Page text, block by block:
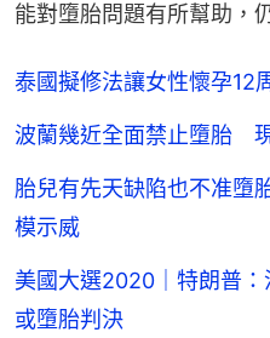
能對墮胎問題有所幫助，
泰國擬修法讓女性懷孕12
波蘭幾近全面禁止墮胎
胎兒有先天缺陷也不准
模示威
美國大選2020｜特朗普
或墮胎判決